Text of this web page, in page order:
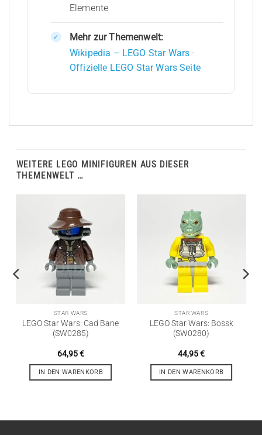
Elemente
Mehr zur Themenwelt:
Wikipedia – LEGO Star Wars ·
Offizielle LEGO Star Wars Seite
WEITERE LEGO MINIFIGUREN AUS DIESER
THEMENWELT …
STAR WARS
LEGO Star Wars: Cad Bane
(SW0285)
64,95€
IN DEN WARENKORB
STAR WARS
LEGO Star Wars: Bossk
(SW0280)
44,95€
IN DEN WARENKORB